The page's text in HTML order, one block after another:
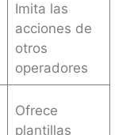
Imita las
acciones de
otros
operadores
Ofrece
plantillas